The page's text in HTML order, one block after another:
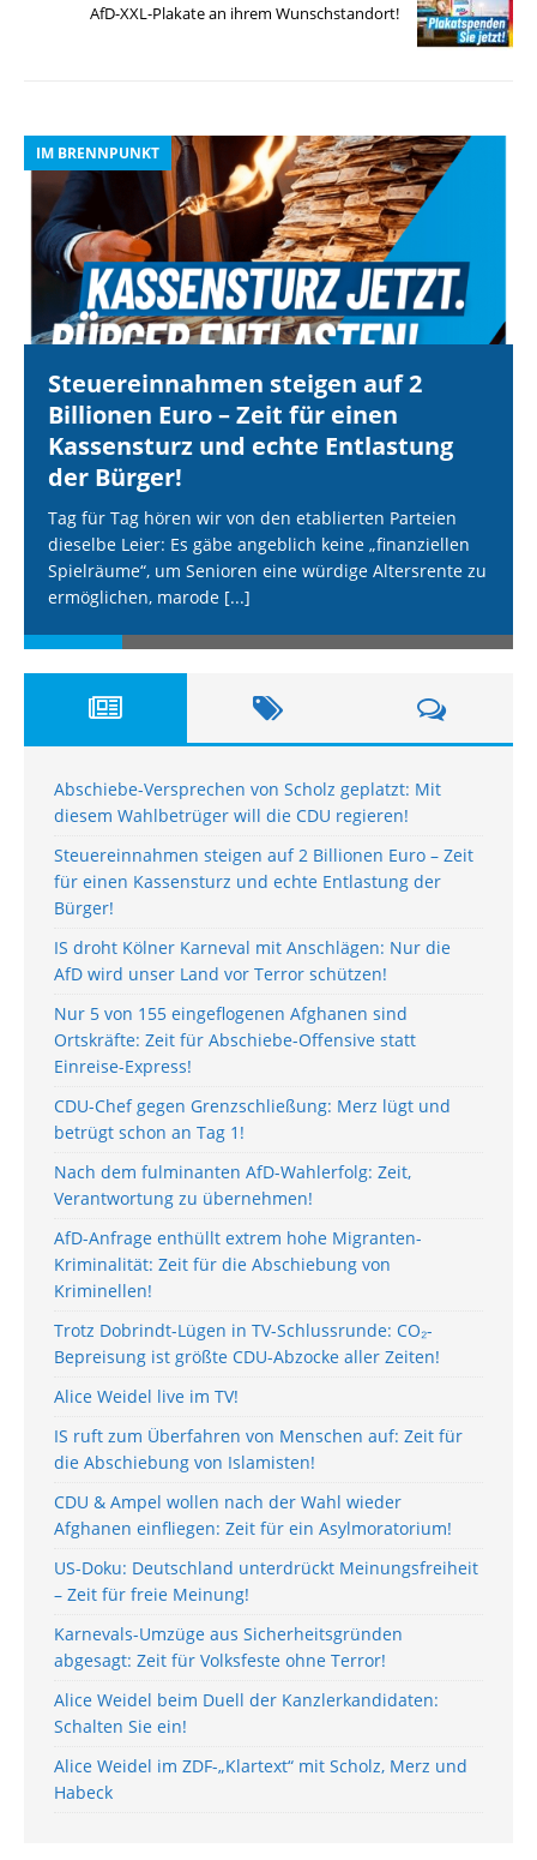
AfD-XXL-Plakate an ihrem Wunschstandort!
IM BRENNPUNKT
Steuereinnahmen steigen auf 2
Billionen Euro – Zeit für einen
Kassensturz und echte Entlastung
der Bürger!
Tag für Tag hören wir von den etablierten Parteien
dieselbe Leier: Es gäbe angeblich keine „finanziellen
Spielräume“, um Senioren eine würdige Altersrente zu
ermöglichen, marode [...]
Abschiebe-Versprechen von Scholz geplatzt: Mit
diesem Wahlbetrüger will die CDU regieren!
Steuereinnahmen steigen auf 2 Billionen Euro – Zeit
für einen Kassensturz und echte Entlastung der
Bürger!
IS droht Kölner Karneval mit Anschlägen: Nur die
AfD wird unser Land vor Terror schützen!
Nur 5 von 155 eingeflogenen Afghanen sind
Ortskräfte: Zeit für Abschiebe-Offensive statt
Einreise-Express!
CDU-Chef gegen Grenzschließung: Merz lügt und
betrügt schon an Tag 1!
Nach dem fulminanten AfD-Wahlerfolg: Zeit,
Verantwortung zu übernehmen!
AfD-Anfrage enthüllt extrem hohe Migranten-
Kriminalität: Zeit für die Abschiebung von
Kriminellen!
Trotz Dobrindt-Lügen in TV-Schlussrunde: CO₂-
Bepreisung ist größte CDU-Abzocke aller Zeiten!
Alice Weidel live im TV!
IS ruft zum Überfahren von Menschen auf: Zeit für
die Abschiebung von Islamisten!
CDU & Ampel wollen nach der Wahl wieder
Afghanen einfliegen: Zeit für ein Asylmoratorium!
US-Doku: Deutschland unterdrückt Meinungsfreiheit
– Zeit für freie Meinung!
Karnevals-Umzüge aus Sicherheitsgründen
abgesagt: Zeit für Volksfeste ohne Terror!
Alice Weidel beim Duell der Kanzlerkandidaten:
Schalten Sie ein!
Alice Weidel im ZDF-„Klartext“ mit Scholz, Merz und
Habeck